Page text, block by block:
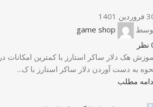
1401
game shop
نظر
هک دلار ساکر استارز با کمترین امکانات
به دست آوردن دلار ساکر استارز با ک...
مطلب